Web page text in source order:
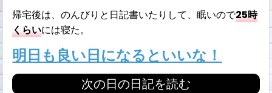
帰宅後は、のんびりと日記書いたりして、眠いので25時
くらいには寝た。
明日も良い日になるといいな！
次の日の日記を読む